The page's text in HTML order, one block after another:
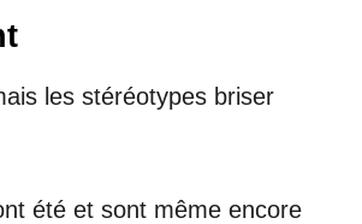
les stéréotypes briser
été et sont même encore